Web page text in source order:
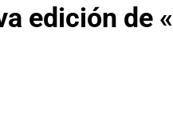
edición de